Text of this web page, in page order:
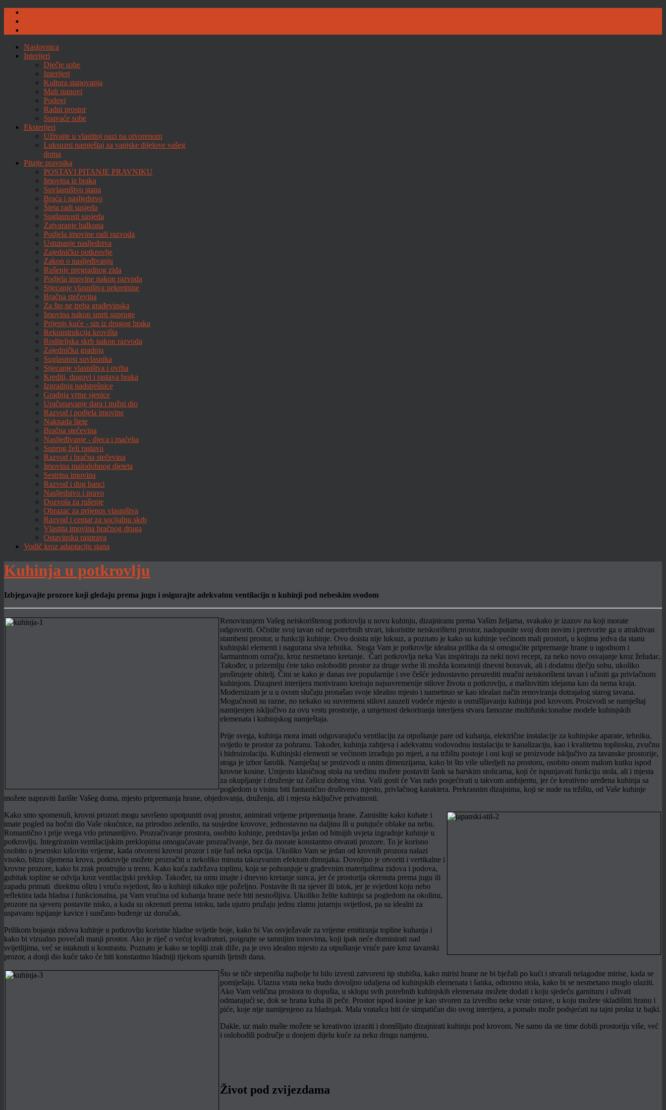
Naslovnica
Interijeri
Dječje sobe
Interijeri
Kultura stanovanja
Mali stanovi
Podovi
Radni prostor
Spavaće sobe
Eksterijeri
Uživajte u vlastitoj oazi na otvorenom
Luksuzni namještaj za vanjske dijelove vašeg
doma
Pitajte pravnika
POSTAVI PITANJE PRAVNIKU
Imovina iz braka
Suvlasništvo stana
Braća i nasljedstvo
Šteta radi susjeda
Suglasnosti susjeda
Zatvaranje balkona
Podjela imovine radi razvoda
Ustupanje nasljedstva
Zajedničko potkrovlje
Zakon o nasljeđivanju
Rušenje pregradnog zida
Podjela imovine nakon razvoda
Stjecanje vlasništva nekretnine
Bračna stečevina
Za što ne treba građevinska
Imovina nakon smrti supruge
Prijepis kuće - sin iz drugog braka
Rekonstrukcija krovišta
Roditeljska skrb nakon razvoda
Zajednička gradnja
Suglasnost suvlasnika
Stjecanje vlasništva i ovrha
Krediti, dugovi i rastava braka
Izgradnja nadstrešnice
Gradnja vrtne sjenice
Uračunavanje dara i nužni dio
Razvod i podjela imovine
Naknada štete
Bračna stečevina
Nasljeđivanje - djeca i maćeha
Suprug želi rastavu
Razvod i bračna stečevina
Imovina malodobnog djeteta
Sestrina imovina
Razvod i dug banci
Nasljedstvo i pravo
Dozvola za rušenje
Obrazac za prijenos vlasništva
Razvod i centar za socijalnu skrb
Vlastita imovina bračnog druga
Ostavinska rasprava
Vodič kroz adaptaciju stana
Kuhinja u potkrovlju
Izbjegavajte prozore koji gledaju prema jugu i osigurajte adekvatnu ventilaciju u kuhinji pod nebeskim svodom
Renoviranjem Vašeg neiskorištenog potkrovlja u novu kuhinju, dizajniranu prema Vašim željama, svakako je izazov na koji morate
odgovoriti. Očistite svoj tavan od nepotrebnih stvari, iskoristite neiskorišteni prostor, nadopunite svoj dom novim i pretvorite ga u atraktivan
stambeni prostor, u funkciji kuhinje. Ovo doista nije luksuz, a poznato je kako su kuhinje većinom mali prostori, u kojima jedva da stanu
kuhinjski elementi i nagurana siva tehnika. Stoga Vam je potkrovlje idealna prilika da si omogućite pripremanje hrane u ugodnom i
šarmantnom ozračju, kroz nesmetano kretanje. Čari potkrovlja neka Vas inspiriraju za neki novi recept, za neko novo osvajanje kroz želudac.
Također, u prizemlju ćete tako osloboditi prostor za druge svrhe ili možda komotniji dnevni boravak, ali i dodatnu dječju sobu, ukoliko
proširujete obitelj. Čini se kako je danas sve popularnije i sve češće jednostavno preurediti mračni neiskorišteni tavan i učiniti ga privlačnom
kuhinjom. Dizajneri interijera motivirano kreiraju najsuvremenije stilove života u potkrovlju, a maštovitim idejama kao da nema kraja.
Modernizam je u u ovom slučaju pronašao svoje idealno mjesto i nametnuo se kao idealan način renoviranja dotrajalog starog tavana.
Mogućnosti su razne, no nekako su suvremeni stilovi zauzeli vodeće mjesto u osmišljavanju kuhinja pod krovom. Proizvodi se namještaj
namijenjen isključivo za ovu vrstu prostorije, a umjetnost dekoriranja interijera stvara famozne multifunkcionalne modele kuhinjskih
elemenata i kuhinjskog namještaja.
Prije svega, kuhinja mora imati odgovarajuću ventilaciju za otpuštanje pare od kuhanja, električne instalacije za kuhinjske aparate, tehniku,
svijetlo te prostor za pohranu. Također, kuhinja zahtjeva i adekvatnu vodovodnu instalaciju te kanalizaciju, kao i kvalitetnu toplinsku, zvučnu
i hidroizolaciju. Kuhinjski elementi se većinom izrađuju po mjeri, a na tržištu postoje i oni koji se proizvode isključivo za tavanske prostorije,
stoga je izbor šarolik. Namještaj se proizvodi u onim dimenzijama, kako bi što više uštedjeli na prostoru, osobito onom malom kutku ispod
krovne kosine. Umjesto klasičnog stola na sredinu možete postaviti šank sa barskim stolicama, koji će ispunjavati funkciju stola, ali i mjesta
za okupljanje i druženje uz čašicu dobrog vina. Vaši gosti će Vas rado posjećivati u takvom ambijentu, jer će kreativno uređena kuhinja sa
pogledom u visinu biti fantastično društveno mjesto, privlačnog karaktera. Prekrasnim dizajnima, koji se nude na tržištu, od Vaše kuhinje
možete napraviti žarište Vašeg doma, mjesto pripremanja hrane, objedovanja, druženja, ali i mjesta isključive privatnosti.
Kako smo spomenuli, krovni prozori mogu savršeno upotpuniti ovaj prostor, animirati vrijeme pripremanja hrane. Zamislite kako kuhate i
imate pogled na bočni dio Vaše okućnice, na prirodno zelenilo, na susjedne krovove, jednostavno na daljinu ili u putujuće oblake na nebu.
Romantično i prije svega vrlo primamljivo. Prozračivanje prostora, osobito kuhinje, predstavlja jedan od bitnijih uvjeta izgradnje kuhinje u
potkrovlju. Integriranim ventilacijskim preklopima omogućavate prozračivanje, bez da morate konstantno otvarati prozore. To je korisno
osobito u jesensko kišovito vrijeme, kada otvoreni krovni prozor i nije baš neka opcija. Ukoliko Vam se jedan od krovnih prozora nalazi
visoko, blizu sljemena krova, potkrovlje možete prozračiti u nekoliko minuta takozvanim efektom dimnjaka. Dovoljno je otvoriti i vertikalne i
krovne prozore, kako bi zrak prostrujio u trenu. Kako kuća zadržava toplinu, koja se pohranjuje u građevnim materijalima zidova i podova,
gubitak topline se odvija kroz ventilacijski preklop. Također, na umu imajte i dnevno kretanje sunca, jer će prostorija okrenuta prema jugu ili
zapadu primati direktnu oštru i vruću svjetlost, što u kuhinji nikako nije poželjno. Postavite ih na sjever ili istok, jer je svjetlost koju nebo
reflektira tada hladna i funkcionalna, pa Vam vrućina od kuhanja hrane neće biti nesnošljiva. Ukoliko želite kuhinju sa pogledom na okolinu,
prozore na sjeveru postavite nisko, a kada su okrenuti prema istoku, tada ujutro pružaju jednu zlatnu jutarnju svijetlost, pa su idealni za
uspavano ispijanje kavice i sunčano buđenje uz doručak.
Prilikom bojanja zidova kuhinje u potkrovlju koristite hladne svijetle boje, kako bi Vas osvježavale za vrijeme emitiranja topline kuhanja i
kako bi vizualno povećali manji prostor. Ako je riječ o većoj kvadraturi, poigrajte se tamnijim tonovima, koji ipak neće dominirati nad
svijetlijima, već se istaknuti u kontrastu. Poznato je kako se topliji zrak diže, pa je ovo idealno mjesto za otpuštanje vruće pare kroz tavanski
prozor, a donji dio kuće tako će biti konstantno hladniji tijekom sparnih ljetnih dana.
Što se tiče stepeništa najbolje bi bilo izvesti zatvoreni tip stubišta, kako mirisi hrane ne bi bježali po kući i stvarali nelagodne mirise, kada se
pomiješaju. Ulazna vrata neka budu dovoljno udaljena od kuhinjskih elemenata i šanka, odnosno stola, kako bi se nesmetano moglo ulaziti.
Ako Vam veličina prostora to dopušta, u sklopu svih potrebnih kuhinjskih elemenata možete dodati i koju sjedeću garnituru i uživati
odmarajući se, dok se hrana kuha ili peče. Prostor ispod kosine je kao stvoren za izvedbu neke vrste ostave, u koju možete skladištiti hranu i
piće, koje nije namijenjeno za hladnjak. Mala vratašca biti će simpatičan dio ovog interijera, a pomalo može podsjećati na tajni prolaz iz bajki.
Dakle, uz malo mašte možete se kreativno izraziti i domišljato dizajnirati kuhinju pod krovom. Ne samo da ste time dobili prostoriju više, već
i oslobodili područje u donjem dijelu kuće za neku drugu namjenu.
Život pod zvijezdama